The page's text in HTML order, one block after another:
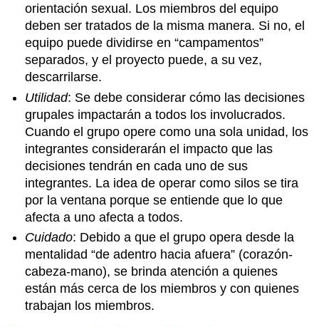
orientación sexual. Los miembros del equipo
deben ser tratados de la misma manera. Si no, el
equipo puede dividirse en “campamentos”
separados, y el proyecto puede, a su vez,
descarrilarse.
Utilidad: Se debe considerar cómo las decisiones
grupales impactarán a todos los involucrados.
Cuando el grupo opere como una sola unidad, los
integrantes considerarán el impacto que las
decisiones tendrán en cada uno de sus
integrantes. La idea de operar como silos se tira
por la ventana porque se entiende que lo que
afecta a uno afecta a todos.
Cuidado: Debido a que el grupo opera desde la
mentalidad “de adentro hacia afuera” (corazón-
cabeza-mano), se brinda atención a quienes
están más cerca de los miembros y con quienes
trabajan los miembros.